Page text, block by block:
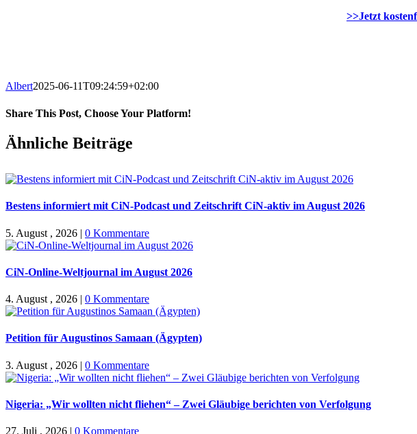
>>Jetzt
Albert2025-06-11T09:24:59+02:00
Share This Post, Choose Your Platform!
Facebook
X
WhatsApp
Pinterest
E-
Mail
Ähnliche Beiträge
Bestens informiert mit CiN-Podcast und Zeitschrift CiN-aktiv im August 2026
5. August , 2026 | 0 Kommentare
CiN-Online-Weltjournal im August 2026
4. August , 2026 | 0 Kommentare
Petition für Augustinos Samaan (Ägypten)
3. August , 2026 | 0 Kommentare
Nigeria: „Wir wollten nicht fliehen“ – Zwei Gläubige berichten von Verfolgung
27. Juli , 2026 | 0 Kommentare